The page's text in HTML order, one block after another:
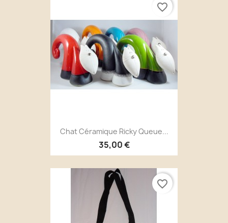
Chat Céramique Ricky Queue...
35,00 €
favorite_border
favorite_border